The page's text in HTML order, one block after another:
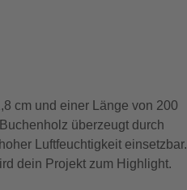
cm und einer Länge von 200
überzeugt durch
Luftfeuchtigkeit einsetzbar.
dein Projekt zum Highlight.